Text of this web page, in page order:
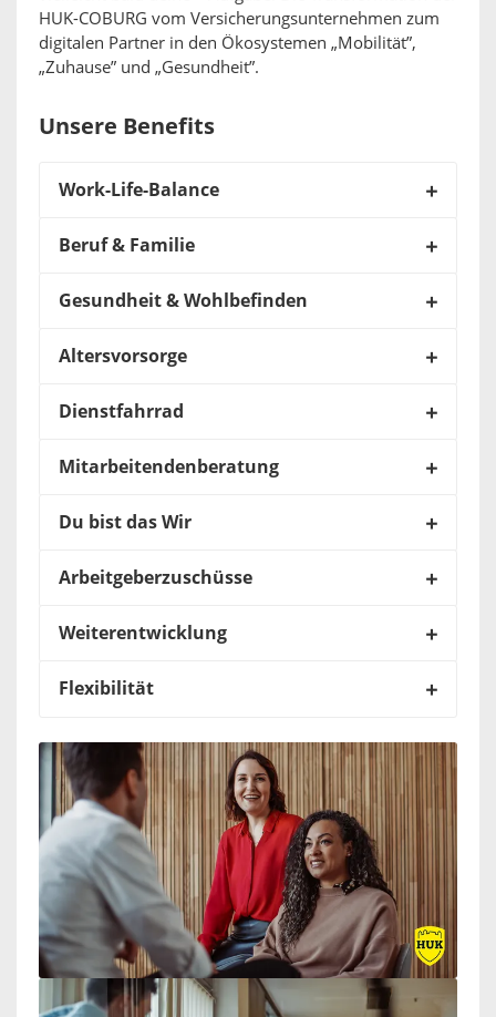
HUK-COBURG vom Versicherungsunternehmen zum
digitalen Partner in den Ökosystemen „Mobilität”,
„Zuhause” und „Gesundheit”.
Unsere Benefits
Work-Life-Balance
Beruf & Familie
Gesundheit & Wohlbefinden
Altersvorsorge
Dienstfahrrad
Mitarbeitendenberatung
Du bist das Wir
Arbeitgeberzuschüsse
Weiterentwicklung
Flexibilität